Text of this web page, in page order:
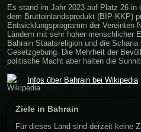
Es stand im Jahr 2023 auf Platz 26 in
dem Bruttoinlandsprodukt (BIP-KKP)
Entwicklungsprogramm der Vereinten
Ländern mit sehr hoher menschlicher
Bahrain Staatsreligion und die
Gesetzgebung. Die Mehrheit der
politische Macht aber halten die
Infos über Bahrain bei Wikipedia
Ziele in Bahrain
Für dieses Land sind derzeit keine